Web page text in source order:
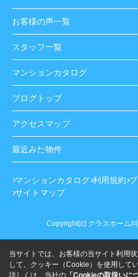
お客様の声一覧
スタッフ一覧
マンションカタログ
ブログトップ
アクセスマップ
最近みた物件
マンションカタログ 利用規約
サイトマップ
Copyright(c) クラスホーム
当サイトでは、お客様の当サイト利用
して、クッキー（Cookie）を使用してい
詳しくは、当社の 「Cookieの取扱いに